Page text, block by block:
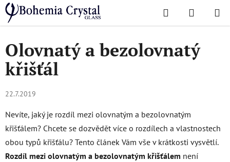
Přejít
na
obsah
Hledat
KOŠÍK
Domů
/ O skle Olovnatý a bezolovnatý křišťál
Olovnatý a bezolovnatý
křišťál
22.7.2019
Nevíte, jaký je rozdíl mezi olovnatým a bezolovnatým
křišťálem? Chcete se dozvědět více o rozdílech a vlastnostech
obou typů křišťálu? Tento článek Vám vše v krátkosti vysvětlí.
Rozdíl mezi olovnatým a bezolovnatým křišťálem není